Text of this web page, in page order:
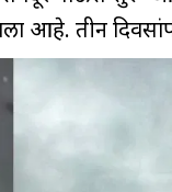
आहे. तीन